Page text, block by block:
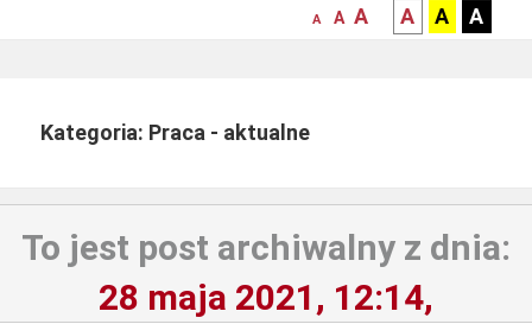
mniejsza
A
normalna
A
większa-
czcionka
A
kontrast
czarny
A
kontrast
czarny
A
żółty
A
Kategoria: Praca - aktualne
To jest post archiwalny z dnia:
28 maja 2021, 12:14,